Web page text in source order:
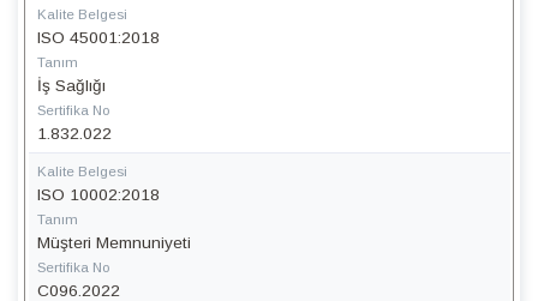
Kalite Belgesi
ISO 45001:2018
Tanım
İş Sağlığı
Sertifika No
1.832.022
Kalite Belgesi
ISO 10002:2018
Tanım
Müşteri Memnuniyeti
Sertifika No
C096.2022